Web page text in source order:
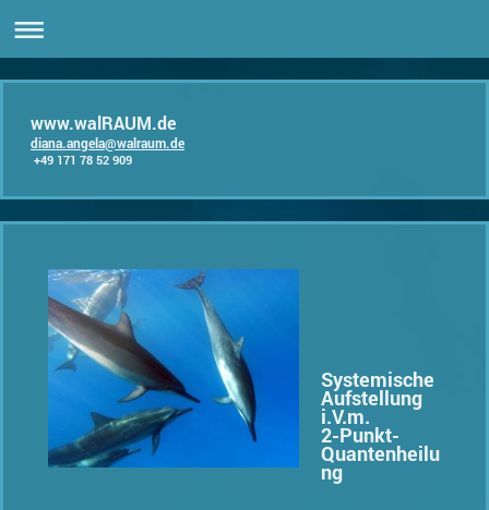
www.walRAUM.de
diana.angela@walraum.de
+49 171 78 52 909
Systemische
Aufstellung
i.V.m.
2-Punkt-
Quantenheilu
ng